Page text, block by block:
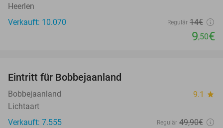
Heerlen
Verkauft: 10.070
Regulär 14€
9,50€
Eintritt für Bobbejaanland
Bobbejaanland 9.1 star
Lichtaart
Verkauft: 7.555
Regulär 49,90€